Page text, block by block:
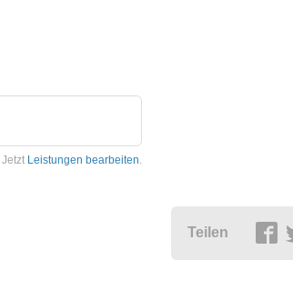
Jetzt Leistungen bearbeiten.
Teilen